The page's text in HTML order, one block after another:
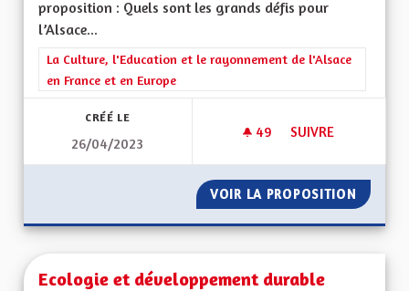
proposition : Quels sont les grands défis pour
l’Alsace...
Filtrer les résultats de la catégorie : La Culture, l'Education et
La Culture, l'Education et le rayonnement de l'Alsace
en France et en Europe
CRÉÉ LE
26/04/2023
49 49 ABONNÉS
SUIVRE
VOIR LA PROPOSITION
Ecologie et développement durable